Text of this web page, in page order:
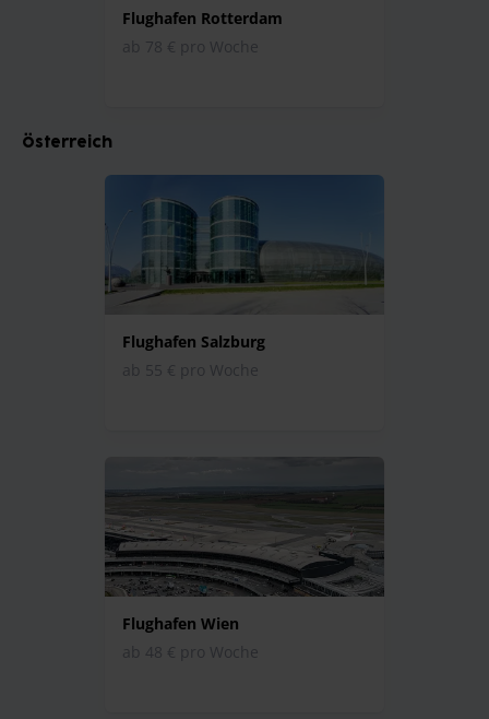
Flughafen Rotterdam
ab 78 € pro Woche
Österreich
Flughafen Salzburg
ab 55 € pro Woche
Flughafen Wien
ab 48 € pro Woche